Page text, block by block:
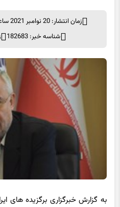
زمان انتشار: 20 نوامبر 2021 ساعت 10:04
شناسه خبر: 182683
به گزارش خبرگزاری برگزیده های